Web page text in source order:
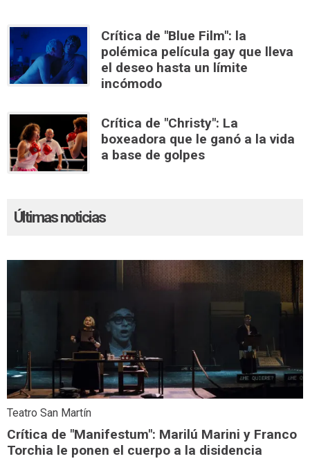
Crítica de "Blue Film": la
polémica película gay que lleva
el deseo hasta un límite
incómodo
Crítica de "Christy": La
boxeadora que le ganó a la vida
a base de golpes
Últimas noticias
Teatro San Martín
Crítica de "Manifestum": Marilú Marini y Franco
Torchia le ponen el cuerpo a la disidencia